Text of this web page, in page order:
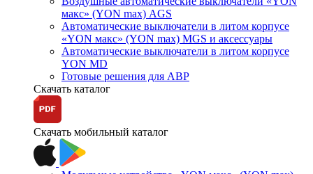
макс» (YON max) AGS
Автоматические выключатели в литом корпусе
«YON макс» (YON max) MGS и аксессуары
Автоматические выключатели в литом корпусе
YON MD
Готовые решения для АВР
Скачать каталог
Скачать мобильный каталог